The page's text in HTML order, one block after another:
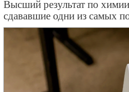
Высший результат по
сдававшие одни из самых